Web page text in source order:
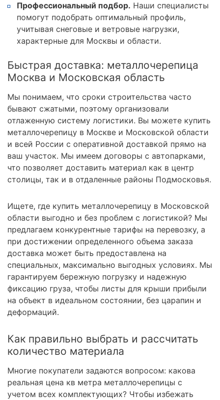
Профессиональный подбор. Наши специалисты
помогут подобрать оптимальный профиль,
учитывая снеговые и ветровые нагрузки,
характерные для Москвы и области.
Быстрая доставка: металлочерепица
Москва и Московская область
Мы понимаем, что сроки строительства часто
бывают сжатыми, поэтому организовали
отлаженную систему логистики. Вы можете купить
металлочерепицу в Москве и Московской области
и всей России с оперативной доставкой прямо на
ваш участок. Мы имеем договоры с автопарками,
что позволяет доставить материал как в центр
столицы, так и в отдаленные районы Подмосковья.
Ищете, где купить металлочерепицу в Московской
области выгодно и без проблем с логистикой? Мы
предлагаем конкурентные тарифы на перевозку, а
при достижении определенного объема заказа
доставка может быть предоставлена на
специальных, максимально выгодных условиях. Мы
гарантируем бережную погрузку и надежную
фиксацию груза, чтобы листы для крыши прибыли
на объект в идеальном состоянии, без царапин и
деформаций.
Как правильно выбрать и рассчитать
количество материала
Многие покупатели задаются вопросом: какова
реальная цена кв метра металлочерепицы с
учетом всех комплектующих? Чтобы избежать